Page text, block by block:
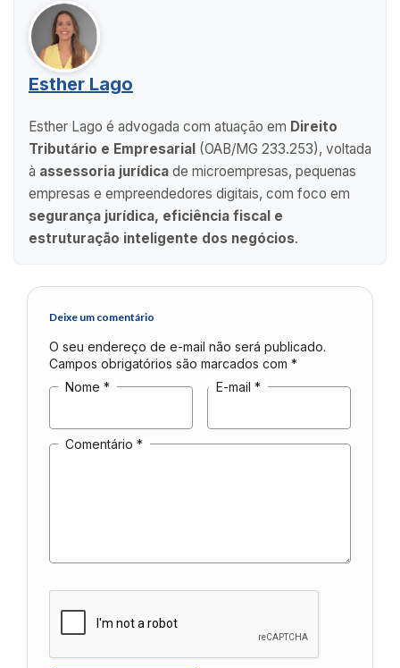
Esther Lago
Esther Lago é advogada com atuação em Direito
Tributário e Empresarial (OAB/MG 233.253), voltada
à assessoria jurídica de microempresas, pequenas
empresas e empreendedores digitais, com foco em
segurança jurídica, eficiência fiscal e
estruturação inteligente dos negócios.
Deixe um comentário
O seu endereço de e-mail não será publicado.
Campos obrigatórios são marcados com *
Nome * E-mail *
Comentário *